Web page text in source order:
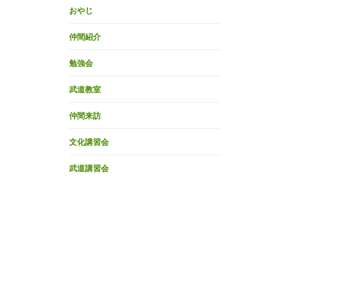
おやじ
仲間紹介
勉強会
武道教室
仲間来訪
文化講習会
武道講習会